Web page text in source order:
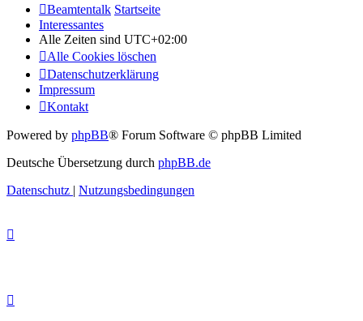
Beamtentalk Startseite
Interessantes
Alle Zeiten sind UTC+02:00
Alle Cookies löschen
Datenschutzerklärung
Impressum
Kontakt
Powered by phpBB® Forum Software © phpBB Limited
Deutsche Übersetzung durch phpBB.de
Datenschutz | Nutzungsbedingungen